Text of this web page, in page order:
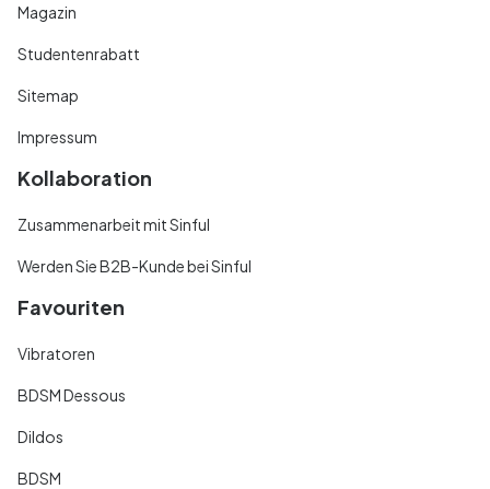
Magazin
Studentenrabatt
Sitemap
Impressum
Kollaboration
Zusammenarbeit mit Sinful
Werden Sie B2B-Kunde bei Sinful
Favouriten
Vibratoren
BDSM Dessous
Dildos
BDSM